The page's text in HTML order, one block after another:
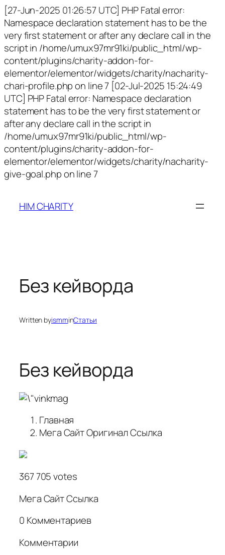
[27-Jun-2025 01:26:57 UTC] PHP Fatal error:
Namespace declaration statement has to be the
very first statement or after any declare call in the
script in /home/umux97mr91ki/public_html/wp-
content/plugins/charity-addon-for-
elementor/elementor/widgets/charity/nacharity-
chari-profile.php on line 7 [02-Jul-2025 15:24:49
UTC] PHP Fatal error: Namespace declaration
statement has to be the very first statement or
after any declare call in the script in
/home/umux97mr91ki/public_html/wp-
content/plugins/charity-addon-for-
elementor/elementor/widgets/charity/nacharity-
give-goal.php on line 7
HIM CHARITY
Без кейворда
Written byismminСтатьи
Без кейворда
Главная
Мега Сайт Оригинал Ссылка
367 705 votes
Мега Сайт Ссылка
0 Комментариев
Комментарии